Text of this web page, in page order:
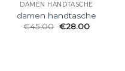
DAMEN HANDTASCHE
damen handtasche
€45.00 €28.00